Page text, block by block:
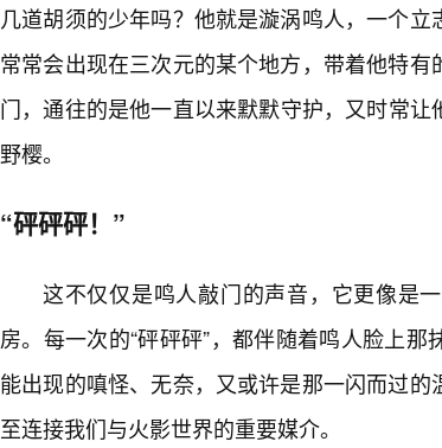
几道胡须的少年吗？他就是漩涡鸣人，一个
常常会出现在三次元的某个地方，带着他特
门，通往的是他一直以来默默守护，又时常
野樱。
“砰砰砰！”
这不仅仅是鸣人敲门的声音，它更像是
房。每一次的“砰砰砰”，都伴随着鸣人脸上
能出现的嗔怪、无奈，又或许是那一闪而过
至连接我们与火影世界的重要媒介。